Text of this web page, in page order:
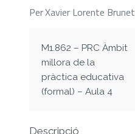
PerXavier Lorente Brunet
M1.862 – PRC Àmbit
millora de la
pràctica educativa
(formal) – Aula 4
Descripció